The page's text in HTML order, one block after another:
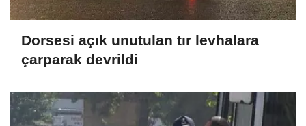
Dorsesi açık unutulan tır levhalara
çarparak devrildi